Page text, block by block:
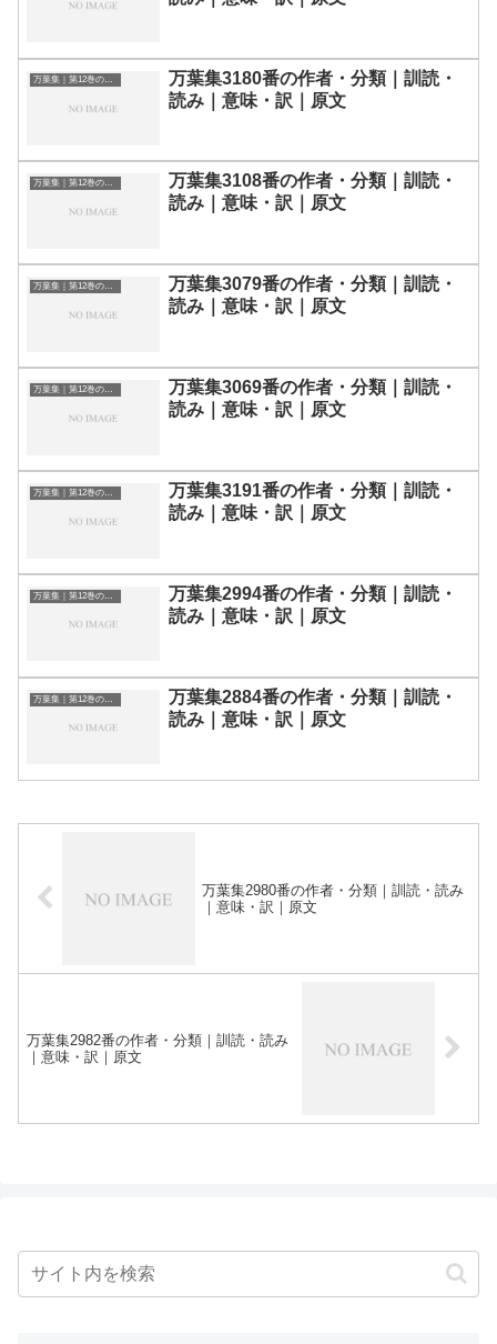
万葉集｜第12巻の和歌一覧
万葉集3180番の作者・分類｜訓読・
読み｜意味・訳｜原文
万葉集｜第12巻の和歌一覧
万葉集3108番の作者・分類｜訓読・
読み｜意味・訳｜原文
万葉集｜第12巻の和歌一覧
万葉集3079番の作者・分類｜訓読・
読み｜意味・訳｜原文
万葉集｜第12巻の和歌一覧
万葉集3069番の作者・分類｜訓読・
読み｜意味・訳｜原文
万葉集｜第12巻の和歌一覧
万葉集3191番の作者・分類｜訓読・
読み｜意味・訳｜原文
万葉集｜第12巻の和歌一覧
万葉集2994番の作者・分類｜訓読・
読み｜意味・訳｜原文
万葉集｜第12巻の和歌一覧
万葉集2884番の作者・分類｜訓読・
読み｜意味・訳｜原文
万葉集2980番の作者・分類｜訓読・読み
｜意味・訳｜原文
万葉集2982番の作者・分類｜訓読・読み
｜意味・訳｜原文